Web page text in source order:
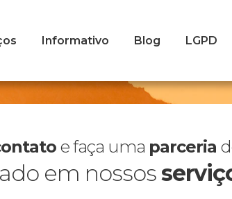
Informativo Blog LGPD
e faça uma parceria
em nossos